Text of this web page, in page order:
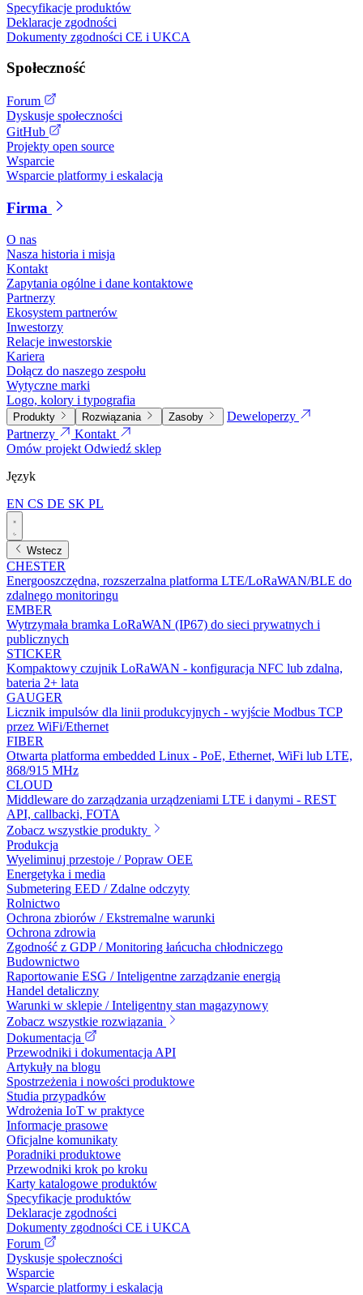
Specyfikacje produktów
Deklaracje zgodności
Dokumenty zgodności CE i UKCA
Społeczność
Forum
Dyskusje społeczności
GitHub
Projekty open source
Wsparcie
Wsparcie platformy i eskalacja
Firma
O nas
Nasza historia i misja
Kontakt
Zapytania ogólne i dane kontaktowe
Partnerzy
Ekosystem partnerów
Inwestorzy
Relacje inwestorskie
Kariera
Dołącz do naszego zespołu
Wytyczne marki
Logo, kolory i typografia
Produkty Rozwiązania Zasoby
Deweloperzy
Partnerzy
Kontakt
Omów projektOdwiedź sklep
Język
EN CS DE SK PL
Wstecz
CHESTER
Energooszczędna, rozszerzalna platforma LTE/LoRaWAN/BLE do
zdalnego monitoringu
EMBER
Wytrzymała bramka LoRaWAN (IP67) do sieci prywatnych i
publicznych
STICKER
Kompaktowy czujnik LoRaWAN - konfiguracja NFC lub zdalna,
bateria 2+ lata
GAUGER
Licznik impulsów dla linii produkcyjnych - wyjście Modbus TCP
przez WiFi/Ethernet
FIBER
Otwarta platforma embedded Linux - PoE, Ethernet, WiFi lub LTE,
868/915 MHz
CLOUD
Middleware do zarządzania urządzeniami LTE i danymi - REST
API, callbacki, FOTA
Zobacz wszystkie produkty
Produkcja
Wyeliminuj przestoje / Popraw OEE
Energetyka i media
Submetering EED / Zdalne odczyty
Rolnictwo
Ochrona zbiorów / Ekstremalne warunki
Ochrona zdrowia
Zgodność z GDP / Monitoring łańcucha chłodniczego
Budownictwo
Raportowanie ESG / Inteligentne zarządzanie energią
Handel detaliczny
Warunki w sklepie / Inteligentny stan magazynowy
Zobacz wszystkie rozwiązania
Dokumentacja
Przewodniki i dokumentacja API
Artykuły na blogu
Spostrzeżenia i nowości produktowe
Studia przypadków
Wdrożenia IoT w praktyce
Informacje prasowe
Oficjalne komunikaty
Poradniki produktowe
Przewodniki krok po kroku
Karty katalogowe produktów
Specyfikacje produktów
Deklaracje zgodności
Dokumenty zgodności CE i UKCA
Forum
Dyskusje społeczności
Wsparcie
Wsparcie platformy i eskalacja